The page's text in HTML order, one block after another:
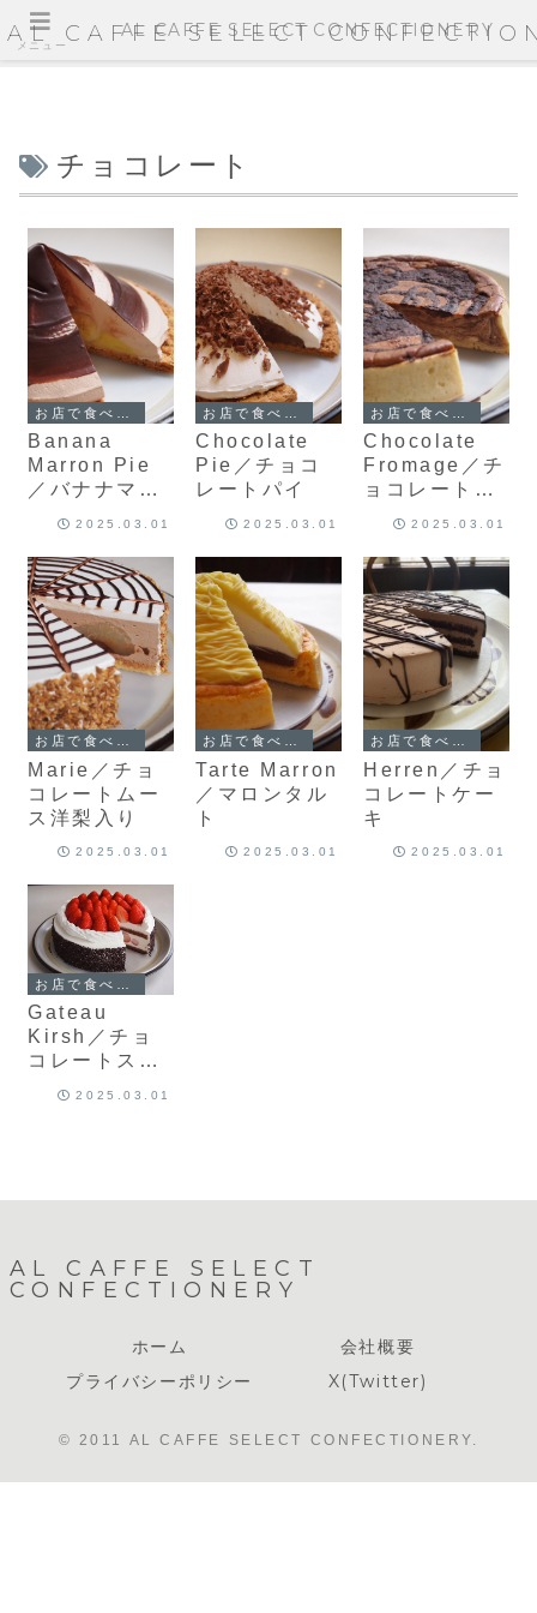
AL CAFFE SELECT
チョコレート
Banana
Marron Pie
／バナナマロ
2025.03.01
Chocolate
Pie／チョコ
レートパイ
2025.03.01
Chocolate
Fromage／チ
ョコレートチ
2025.03.01
Marie／チョ
コレートムー
ス洋梨入り
2025.03.01
Tarte Marron
／マロンタル
ト
2025.03.01
Herren／チョ
コレートケー
キ
2025.03.01
Gateau
Kirsh／チョ
コレートスト
2025.03.01
AL CAFFE SELECT
CONFECTIONERY
ホーム
会社概要
プライバシーポリシー
X(Twitter)
© 2011 AL CAFFE SELECT CONFECTIONERY.
メニュー
AL CAFFE SELECT CONFECTIONERY